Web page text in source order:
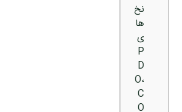
نخ‌
ها
ی
P
D
O،
C
O